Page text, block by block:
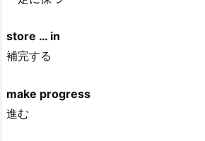
store … in
補完する
make progress
進む